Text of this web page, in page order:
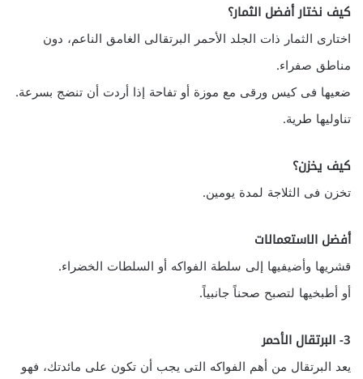
كيف نختار أفضل الثمار؟
اختارى الثمار ذات الجلد الأحمر البرتقالى الغامق الناعم، دون
مناطق صفراء.
ضعيها فى كيس ورقى مع موزة أو تفاحة إذا أردت أن تنضج بسرعة.
تناوليها طرية.
كيف يخزن؟
تخزن فى الثلاجة لمدة يومين.
أفضل الاستعمالات
قشريها وأضيفيها إلى سلطة الفواكه أو السلطات الخضراء.
أو أطبخيها لتصبح صحناً جانبياً.
3- البرتقال الأحمر
يعد البرتقال من أهم الفواكه التى يجب أن تكون على مائدتك، فهو